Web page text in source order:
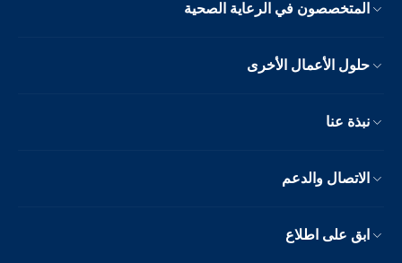
المتخصصون في الرعاية الصحية
حلول الأعمال الأخرى
نبذة عنا
الاتصال والدعم
ابق على اطلاع